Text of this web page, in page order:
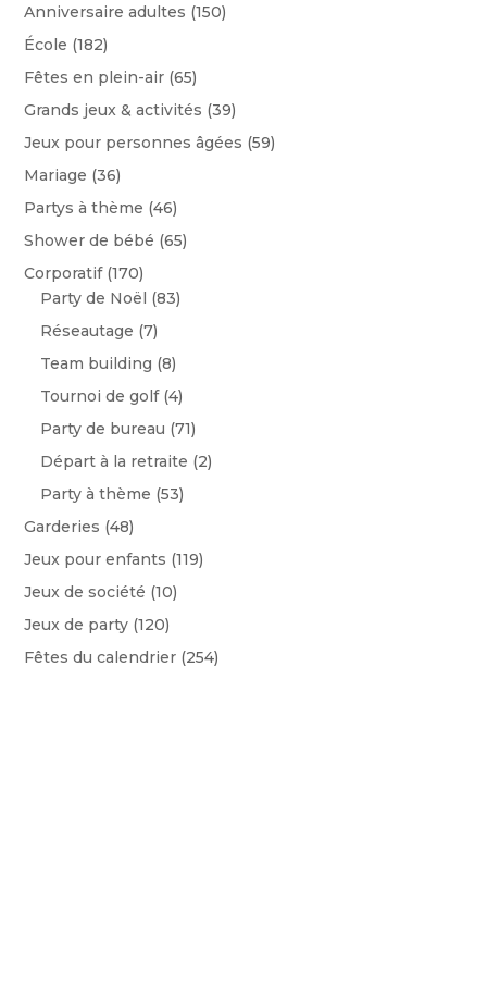
Anniversaire adultes (150)
École (182)
Fêtes en plein-air (65)
Grands jeux & activités (39)
Jeux pour personnes âgées (59)
Mariage (36)
Partys à thème (46)
Shower de bébé (65)
Corporatif (170)
Party de Noël (83)
Réseautage (7)
Team building (8)
Tournoi de golf (4)
Party de bureau (71)
Départ à la retraite (2)
Party à thème (53)
Garderies (48)
Jeux pour enfants (119)
Jeux de société (10)
Jeux de party (120)
Fêtes du calendrier (254)